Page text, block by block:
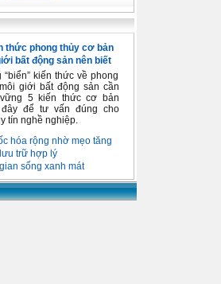
thức phong thủy cơ bản
bất động sản nên biết
“biển” kiến thức về phong
giới bất động sản cần
5 kiến thức cơ bản
để tư vấn đúng cho
tín nghề nghiệp.
hóa rộng nhờ mẹo tăng
trữ hợp lý
sống xanh mát